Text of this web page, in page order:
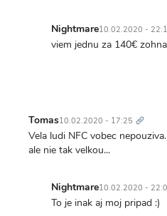
Nightmare10.02.2020 -
In
oproti…
by
mental.disease
viem jednu za 140€
Tomas10.02.2020 - 17:25 odkaz
Vela ludi NFC vobec
ale nie tak velkou...
Nightmare10.02.2020 -
In
To je inak aj moj pripad :)